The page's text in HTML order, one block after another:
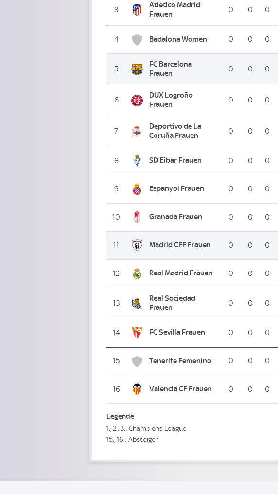
3
Atletico Madrid
Frauen
0 0 0
4 Badalona Women 0 0 0
5
FC Barcelona
Frauen
0 0 0
6
DUX Logroño
Frauen
0 0 0
7
Deportivo de La
Coruña Frauen
0 0 0
8 SD Eibar Frauen 0 0 0
9 Espanyol Frauen 0 0 0
10 Granada Frauen 0 0 0
11 Madrid CFF Frauen 0 0 0
12 Real Madrid Frauen 0 0 0
13
Real Sociedad
Frauen
0 0 0
14 FC Sevilla Frauen 0 0 0
15 Tenerife Femenino 0 0 0
16 Valencia CF Frauen 0 0 0
Legende
1., 2., 3.: Champions League
15., 16.: Absteiger